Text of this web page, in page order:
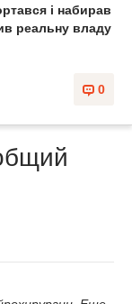
і набирав
реальну владу
0